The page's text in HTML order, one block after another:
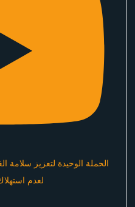
الحملة الوحيدة لتعزيز
لعدم